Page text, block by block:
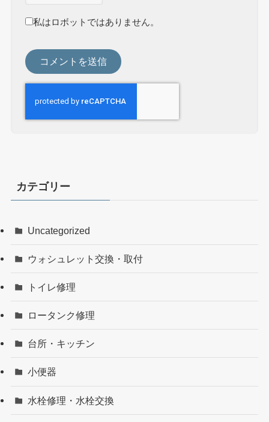
私はロボットではありません。
カテゴリー
Uncategorized
ウォシュレット交換・取付
トイレ修理
ロータンク修理
台所・キッチン
小便器
水栓修理・水栓交換